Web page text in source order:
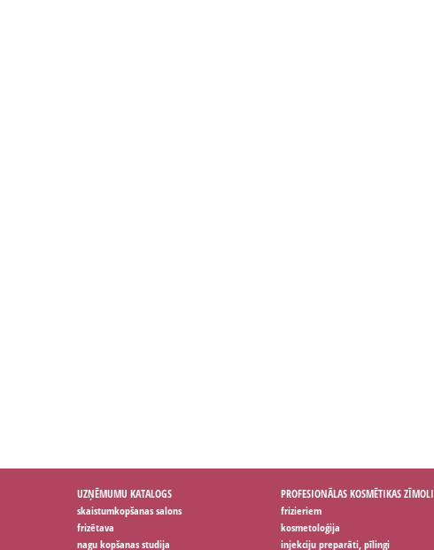
UZŅĒMUMU KATALOGS
skaistumkopšanas salons
frizētava
nagu kopšanas studija
PROFESIONĀLAS KOSMĒTIKAS ZĪMOLI
frizieriem
kosmetoloģija
injekciju preparāti, pīlingi